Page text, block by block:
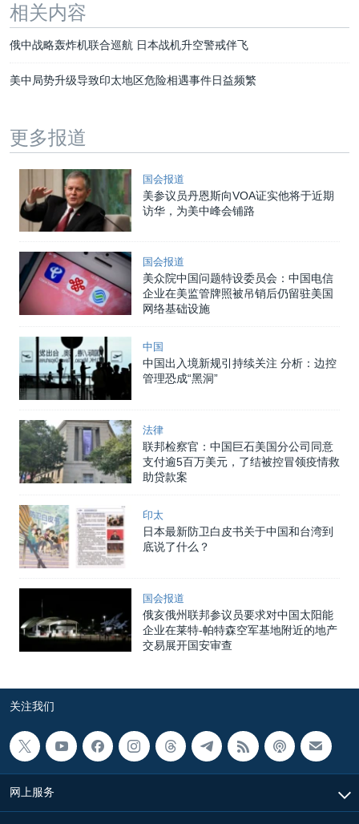
相关内容
俄中战略轰炸机联合巡航 日本战机升空警戒伴飞
美中局势升级导致印太地区危险相遇事件日益频繁
更多报道
国会报道
美参议员丹恩斯向VOA证实他将于近期
访华，为美中峰会铺路
国会报道
美众院中国问题特设委员会：中国电信
企业在美监管牌照被吊销后仍留驻美国
网络基础设施
中国
中国出入境新规引持续关注 分析：边控
管理恐成“黑洞”
法律
联邦检察官：中国巨石美国分公司同意
支付逾5百万美元，了结被控冒领疫情救
助贷款案
印太
日本最新防卫白皮书关于中国和台湾到
底说了什么？
国会报道
俄亥俄州联邦参议员要求对中国太阳能
企业在莱特-帕特森空军基地附近的地产
交易展开国安审查
关注我们
网上服务